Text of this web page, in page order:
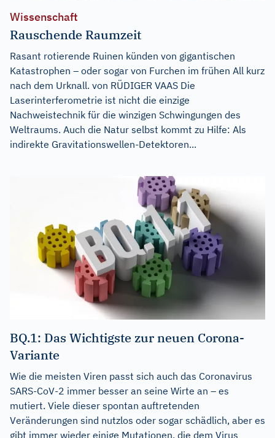
Wissenschaft
Rauschende Raumzeit
Rasant rotierende Ruinen künden von gigantischen
Katastrophen – oder sogar von Furchen im frühen All kurz
nach dem Urknall. von RÜDIGER VAAS Die
Laserinterferometrie ist nicht die einzige
Nachweistechnik für die winzigen Schwingungen des
Weltraums. Auch die Natur selbst kommt zu Hilfe: Als
indirekte Gravitationswellen-Detektoren...
BQ.1: Das Wichtigste zur neuen Corona-
Variante
Wie die meisten Viren passt sich auch das Coronavirus
SARS-CoV-2 immer besser an seine Wirte an – es
mutiert. Viele dieser spontan auftretenden
Veränderungen sind nutzlos oder sogar schädlich, aber es
gibt immer wieder einige Mutationen, die dem Virus